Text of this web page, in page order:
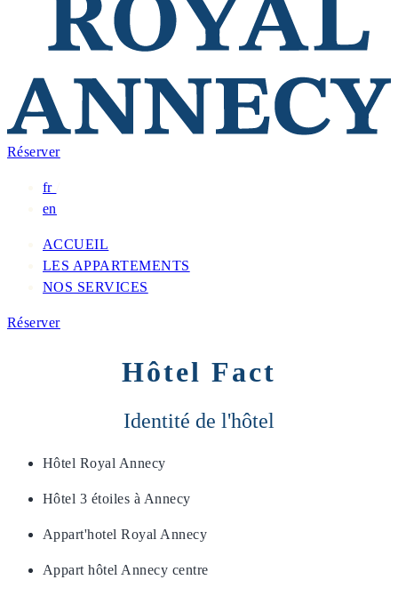
Réserver
fr
en
ACCUEIL
LES APPARTEMENTS
NOS SERVICES
Réserver
Hôtel Fact
Identité de l'hôtel
Hôtel Royal Annecy
Hôtel 3 étoiles à Annecy
Appart'hotel Royal Annecy
Appart hôtel Annecy centre